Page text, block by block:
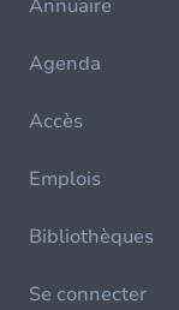
Annuaire
Agenda
Accès
Emplois
Bibliothèques
Se connecter